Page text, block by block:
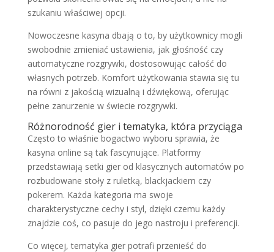
szukaniu właściwej opcji.
Nowoczesne kasyna dbają o to, by użytkownicy mogli
swobodnie zmieniać ustawienia, jak głośność czy
automatyczne rozgrywki, dostosowując całość do
własnych potrzeb. Komfort użytkowania stawia się tu
na równi z jakością wizualną i dźwiękową, oferując
pełne zanurzenie w świecie rozgrywki.
Różnorodność gier i tematyka, która przyciąga
Często to właśnie bogactwo wyboru sprawia, że
kasyna online są tak fascynujące. Platformy
przedstawiają setki gier od klasycznych automatów po
rozbudowane stoły z ruletką, blackjackiem czy
pokerem. Każda kategoria ma swoje
charakterystyczne cechy i styl, dzięki czemu każdy
znajdzie coś, co pasuje do jego nastroju i preferencji.
Co więcej, tematyka gier potrafi przenieść do